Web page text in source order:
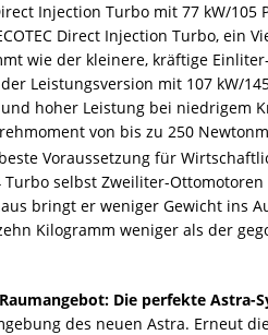
Injection Turbo mit 77 kW/105
Direct Injection Turbo, ein
wie der kleinere, kräftige
Leistungsversion mit 107 kW/
hoher Leistung bei niedrigem
von bis zu 250
Voraussetzung für
selbst Zweiliter-
bringt er weniger Gewicht ins
Kilogramm weniger als der
Die perfekte Astra-
des neuen Astra. Erneut